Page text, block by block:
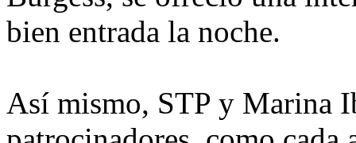
bien entrada la noche.
Así mismo, STP y Marina